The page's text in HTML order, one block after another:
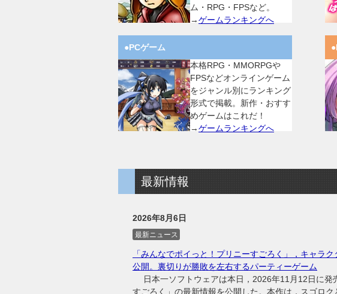
ム・RPG・FPSなど。
→ゲームランキングへ
●PCゲーム
本格RPG・MMORPGや
FPSなどオンラインゲーム
をジャンル別にランキング
形式で掲載。新作・おすす
めゲームはこれだ！
→ゲームランキングへ
最新情報
2026年8月6日
最新ニュース
「みんなでポイっと！プリニーすごろく」，キャラ
公開。裏切りが勝敗を左右するパーティーゲーム
日本一ソフトウェアは本日，2026年11月12日に発
すごろく」の最新情報を公開した。本作は，スゴロ